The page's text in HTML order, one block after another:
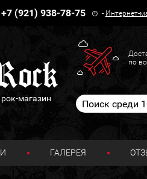
+7 (921) 938-78-75 - Интернет-
магазин
по
ГАЛЕРЕЯ